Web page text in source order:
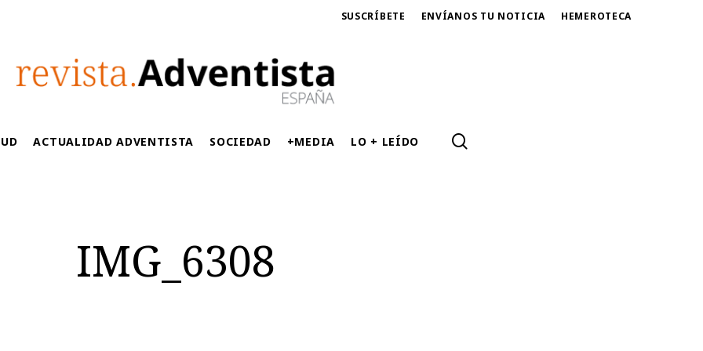
SUSCRÍBETE ENVÍANOS TU NOTICIA HEMEROTECA
ACTUALIDAD ADVENTISTA SOCIEDAD +MEDIA LO + LEÍDO
IMG_6308